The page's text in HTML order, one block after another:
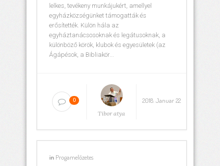
lelkes, tevékeny munkájukért, amellyel
egyházközségünket támogatták és
erősítették. Külön hála az
egyháztanácsosoknak és legátusoknak, a
különböző körök, klubok és egyesületek (az
Ágápésok, a Bibliakör...
0
Tibor atya
2018. Januar 22
in Progamelőzetes